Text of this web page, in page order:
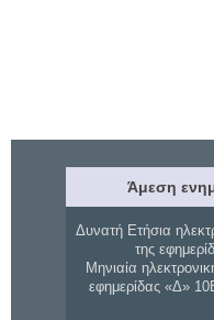
Άμεση
Δυνατή Ετήσια
της
Μηνιαία
εφημερίδας «Δ»